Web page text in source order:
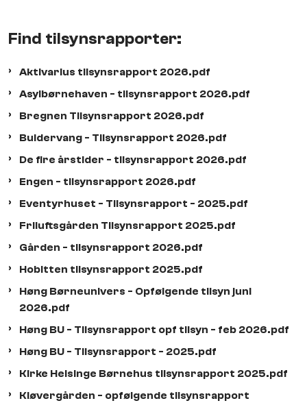
Find tilsynsrapporter:
Aktivarius tilsynsrapport 2026.pdf
Asylbørnehaven - tilsynsrapport 2026.pdf
Bregnen Tilsynsrapport 2026.pdf
Buldervang - Tilsynsrapport 2026.pdf
De fire årstider - tilsynsrapport 2026.pdf
Engen - tilsynsrapport 2026.pdf
Eventyrhuset - Tilsynsrapport - 2025.pdf
Friluftsgården Tilsynsrapport 2025.pdf
Gården - tilsynsrapport 2026.pdf
Hobitten tilsynsrapport 2025.pdf
Høng Børneunivers - Opfølgende tilsyn juni
2026.pdf
Høng BU - Tilsynsrapport opf tilsyn - feb 2026.pdf
Høng BU - Tilsynsrapport - 2025.pdf
Kirke Helsinge Børnehus tilsynsrapport 2025.pdf
Kløvergården - opfølgende tilsynsrapport